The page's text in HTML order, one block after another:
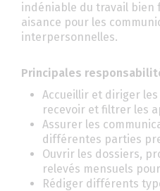
indéniable du travail bien
aisance pour les
interpersonnelles.
Principales
Accueillir et diriger
recevoir et filtrer les
Assurer les
différentes parties
Ouvrir les dossiers,
relevés mensuels
Rédiger différents